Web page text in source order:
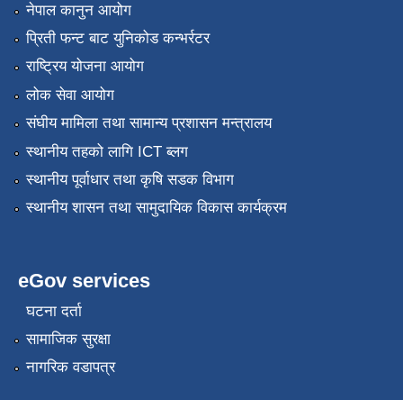
नेपाल कानुन आयोग
प्रिती फन्ट बाट युनिकोड कन्भर्रटर
राष्ट्रिय योजना आयोग
लोक सेवा आयोग
संघीय मामिला तथा सामान्य प्रशासन मन्त्रालय
स्थानीय तहको लागि ICT ब्लग
स्थानीय पूर्वाधार तथा कृषि सडक विभाग
स्थानीय शासन तथा सामुदायिक विकास कार्यक्रम
eGov services
घटना दर्ता
सामाजिक सुरक्षा
नागरिक वडापत्र